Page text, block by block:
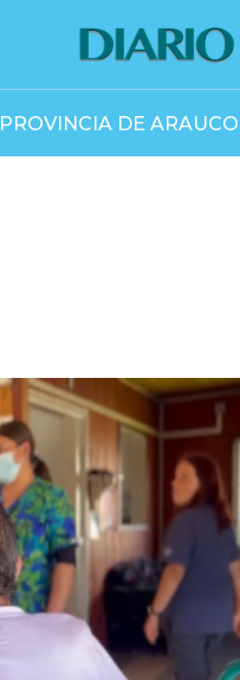
PROVINCIA DE ARAUCO